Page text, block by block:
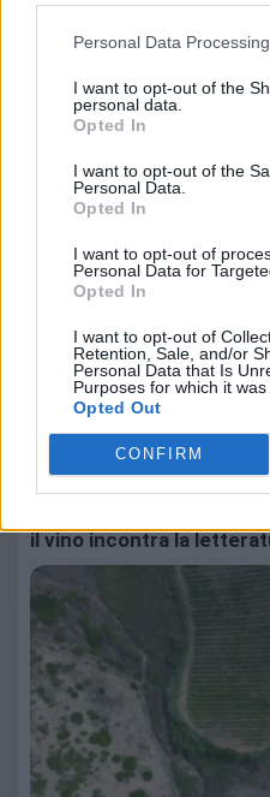
Personal Data
I want to opt-out of the
personal data.
Opted In
I want to opt-out of the
Personal Data.
Opted In
I want to opt-out of
Personal Data for
Opted In
I want to opt-out of
Retention, Sale, and/or
Personal Data that Is
Purposes for which it was
Opted Out
CONFIRM
Leggi anche:
il vino incontra la